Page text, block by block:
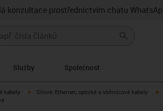
konzultace prostřednictvím chatu
Služby Společnost
kabely igus-icon-arrow-right
Síťové, Ethernet, optické a sběrnicové kabely